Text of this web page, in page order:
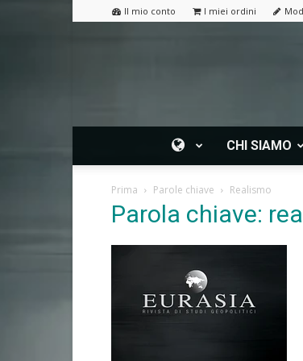
Il mio conto I miei ordini
CHI SIAMO
Prima Parole chiave Realismo
Parola chiave: